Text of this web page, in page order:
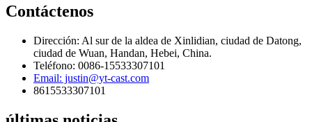
Contáctenos
Dirección: Al sur de la aldea de Xinlidian, ciudad de Datong,
ciudad de Wuan, Handan, Hebei, China.
Teléfono: 0086-15533307101
Email: justin@yt-cast.com
8615533307101